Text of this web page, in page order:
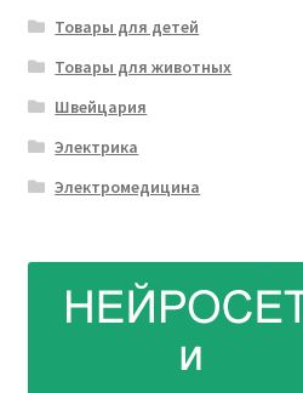
Товары для детей
Товары для животных
Швейцария
Электрика
Электромедицина